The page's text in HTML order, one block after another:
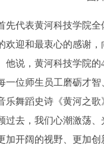
代表黄河科技学院
迎和最衷心的感谢
他说，黄河科技学院
一位师生员工磨砺才
乐舞蹈史诗《黄河之
过去，我们心潮激荡
加开阔的视野、更加